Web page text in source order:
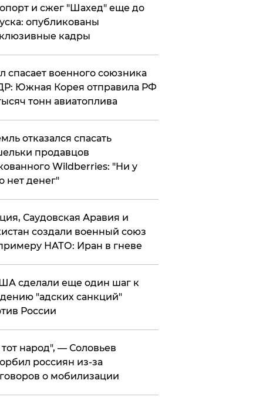
и сжег "Шахед" еще до
опубликованы
кадры
спасает военного союзника
Южная Корея отправила РФ
тонн авиатоплива
отказался спасать
продавцов
Wildberries: "Ни у
нет денег"
Саудовская Аравия и
создали военный союз
НАТО: Иран в гневе
сделали еще один шаг к
"адских санкций"
России
народ", — Соловьев
россиян из-за
о мобилизации